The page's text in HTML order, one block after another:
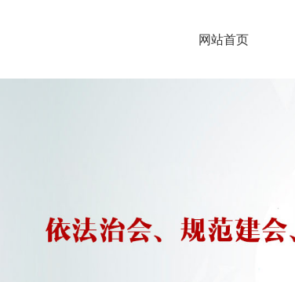
网站首页